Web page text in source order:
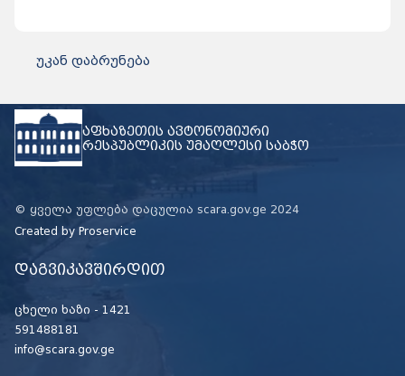
უკან დაბრუნება
აფხაზეთის ავტონომიური
რესპუბლიკის უმაღლესი საბჭო
© ყველა უფლება დაცულია scara.gov.ge 2024
Created by Proservice
დაგვიკავშირდით
ცხელი ხაზი - 1421
591488181
info@scara.gov.ge